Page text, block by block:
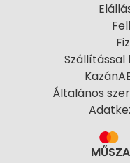
Általános